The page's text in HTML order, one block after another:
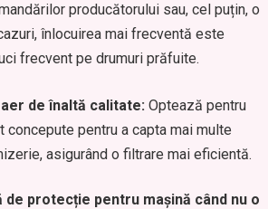
producătorului sau, cel puțin, o
înlocuirea mai frecventă este
frecvent pe drumuri prăfuite.
de înaltă calitate: Optează pentru
concepute pentru a capta mai multe
asigurând o filtrare mai eficientă.
de protecție pentru mașină când nu o